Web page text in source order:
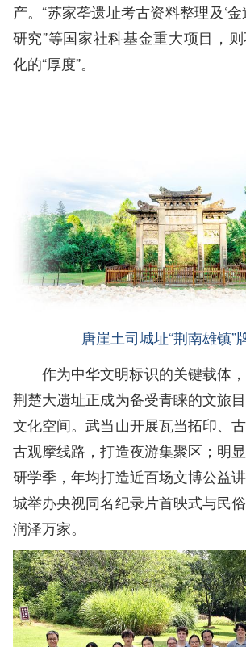
产。“苏家垄遗址考古资料整理及‘
研究”等国家社科基金重大项目，
化的“厚度”。
唐崖土司城址“荆南雄镇”
作为中华文明标识的关键载体
荆楚大遗址正成为备受青睐的文旅
文化空间。武当山开展瓦当拓印、
古观摩线路，打造夜游集聚区；明
研学季，年均打造近百场文博公益
城举办央视同名纪录片首映式与民
润泽万家。